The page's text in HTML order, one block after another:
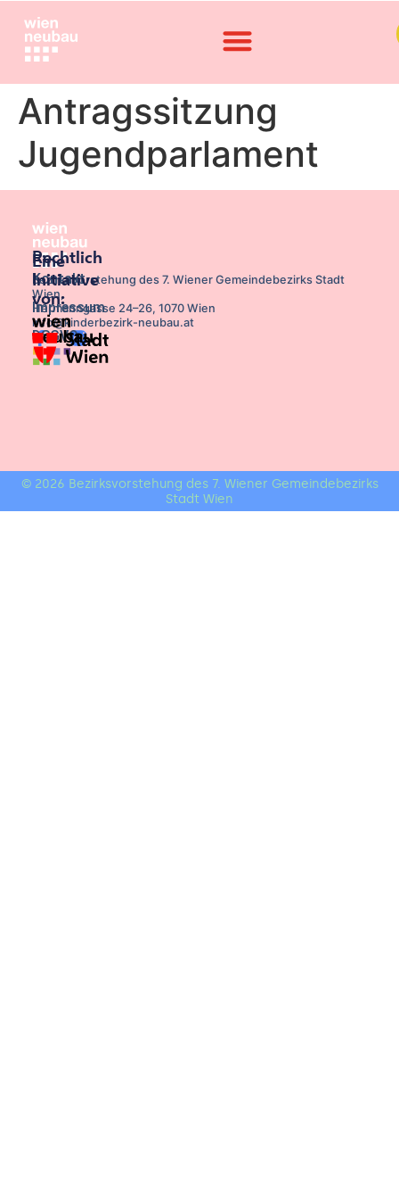
Antragssitzung
Jugendparlament
Bezirksvorstehung des 7. Wiener Gemeindebezirks Stadt
Wien,
Hermanngasse 24–26, 1070 Wien
info@kinderbezirk-neubau.at
Rechtlich
Kontakt
Impressum
DSGVO
Eine
Initiative
von:
© 2026 Bezirksvorstehung des 7. Wiener Gemeindebezirks
Stadt Wien